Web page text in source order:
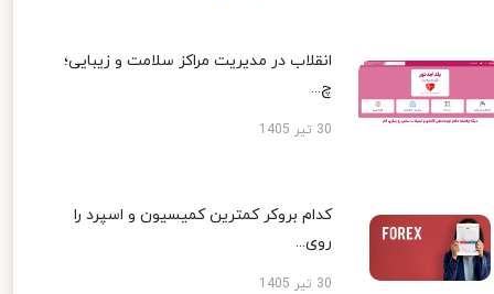
انقلاب در مدیریت مراکز سلامت و زیبایی؛
چ...
30 تیر 1405
کدام بروکر کمترین کمیسیون و اسپرد را
روی...
30 تیر 1405